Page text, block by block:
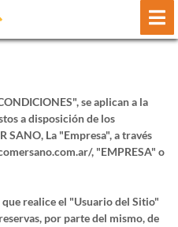
se aplican a la
a disposición de los
SANO, La "Empresa", a través
, "EMPRESA" o
realice el "Usuario del Sitio"
por parte del mismo, de